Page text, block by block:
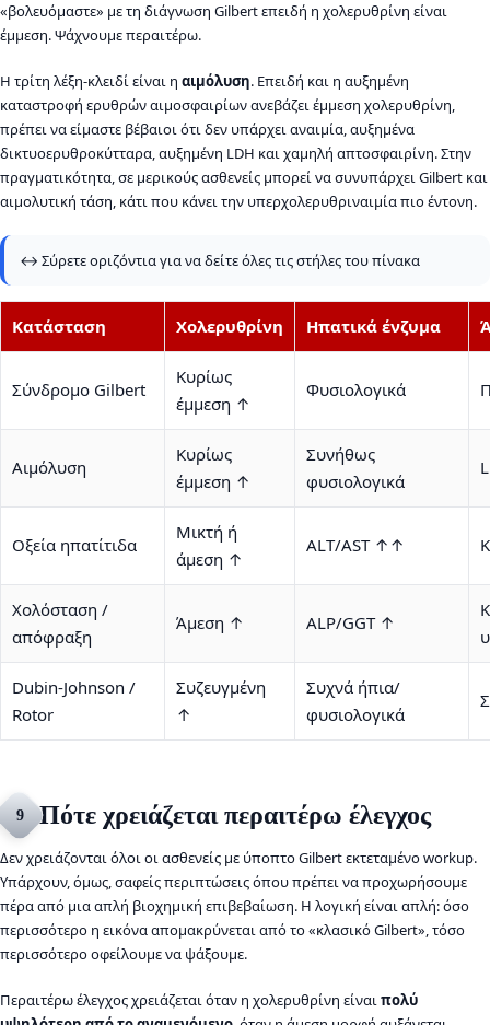
«βολευόμαστε» με τη διάγνωση Gilbert επειδή η χολερυθρίνη είναι
έμμεση. Ψάχνουμε περαιτέρω.
Η τρίτη λέξη-κλειδί είναι η αιμόλυση. Επειδή και η αυξημένη
καταστροφή ερυθρών αιμοσφαιρίων ανεβάζει έμμεση χολερυθρίνη,
πρέπει να είμαστε βέβαιοι ότι δεν υπάρχει αναιμία, αυξημένα
δικτυοερυθροκύτταρα, αυξημένη LDH και χαμηλή απτοσφαιρίνη. Στην
πραγματικότητα, σε μερικούς ασθενείς μπορεί να συνυπάρχει Gilbert και
αιμολυτική τάση, κάτι που κάνει την υπερχολερυθριναιμία πιο έντονη.
↔️ Σύρετε οριζόντια για να δείτε όλες τις στήλες του πίνακα
Κατάσταση Χολερυθρίνη Ηπατικά ένζυμα
Σύνδρομο Gilbert
Κυρίως
έμμεση ↑
Φυσιολογικά
Αιμόλυση
Κυρίως
έμμεση ↑
Συνήθως
φυσιολογικά
Οξεία ηπατίτιδα
Μικτή ή
άμεση ↑
ALT/AST ↑↑
Χολόσταση /
απόφραξη
Άμεση ↑ ALP/GGT ↑
Dubin-Johnson /
Rotor
Συζευγμένη
↑
Συχνά ήπια/
φυσιολογικά
9 Πότε χρειάζεται περαιτέρω έλεγχος
Δεν χρειάζονται όλοι οι ασθενείς με ύποπτο Gilbert εκτεταμένο workup.
Υπάρχουν, όμως, σαφείς περιπτώσεις όπου πρέπει να προχωρήσουμε
πέρα από μια απλή βιοχημική επιβεβαίωση. Η λογική είναι απλή: όσο
περισσότερο η εικόνα απομακρύνεται από το «κλασικό Gilbert», τόσο
περισσότερο οφείλουμε να ψάξουμε.
Περαιτέρω έλεγχος χρειάζεται όταν η χολερυθρίνη είναιπολύ